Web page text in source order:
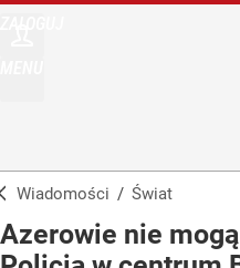
Wiadomości / Świat
Azerowie nie